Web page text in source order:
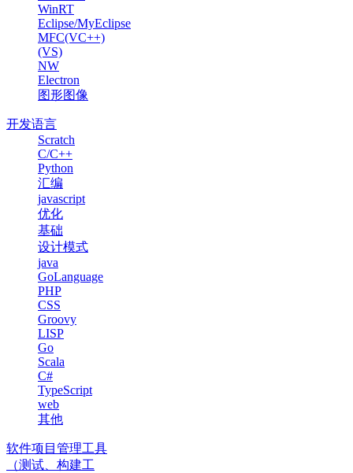
WinRT
Eclipse/MyEclipse
MFC(VC++)
(VS)
NW
Electron
图形图像
开发语言
Scratch
C/C++
Python
汇编
javascript
优化
基础
设计模式
java
GoLanguage
PHP
CSS
Groovy
LISP
Go
Scala
C#
TypeScript
web
其他
软件项目管理工具
（测试、构建工